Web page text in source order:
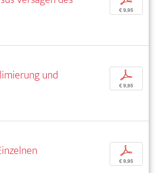
€ 9,95
und
p
€ 9,95
p
€ 9,95